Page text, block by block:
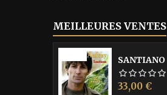
MEILLEURES VENTES
SANTIANO
Prix
33,00 €